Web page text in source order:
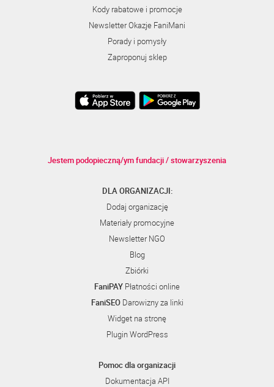
Kody rabatowe i promocje
Newsletter Okazje FaniMani
Porady i pomysły
Zaproponuj sklep
Jestem podopieczną/ym fundacji / stowarzyszenia
DLA ORGANIZACJI:
Dodaj organizację
Materiały promocyjne
Newsletter NGO
Blog
Zbiórki
FaniPAY Płatności online
FaniSEODarowizny za linki
Widget na stronę
Plugin WordPress
Pomoc dla organizacji
Dokumentacja API